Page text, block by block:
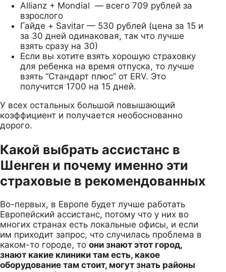
Allianz + Mondial — всего 709 рублей за
взрослого
Гайде + Savitar — 530 рублей (цена за 15 и
за 30 дней одинаковая, так что лучше
взять сразу на 30)
Если вы хотите взять хорошую страховку
для ребенка на время отпуска, то лучше
взять “Стандарт плюс” от ERV. Это
получится 1700 на 15 дней.
У всех остальных большой повышающий
коэффициент и получается необоснованно
дорого.
Какой выбрать ассистанс в
Шенген и почему именно эти
страховые в рекомендованных
Во-первых, в Европе будет лучше работать
Европейский ассистанс, потому что у них во
многих странах есть локальные офисы, и если
им приходит запрос, что случилась проблема в
каком-то городе, то они знают этот город,
знают какие клиники там есть, какое
оборудование там стоит, могут знать районы